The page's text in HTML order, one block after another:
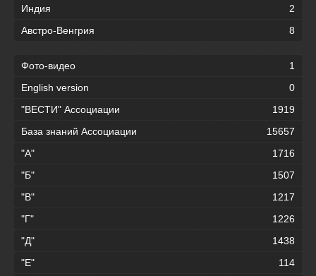
Индия
2
Австро-Венгрия
8
Фото-видео
1
English version
0
"ВЕСТИ" Ассоциации
1919
База знаний Ассоциации
15657
"А"
1716
"Б"
1507
"В"
1217
"Г"
1226
"Д"
1438
"Е"
114